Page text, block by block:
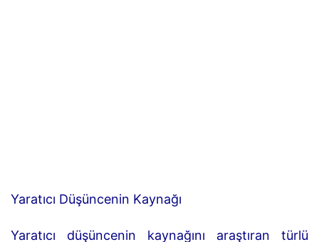
Yaratıcı Düşüncenin Kaynağı
Yaratıcı düşüncenin kaynağını araştıran türlü